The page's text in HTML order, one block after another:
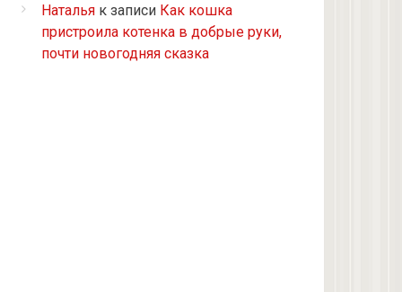
Табби дворовая
Из приюта
Наталья к записи Как кошка
пристроила котенка в добрые руки,
почти новогодняя сказка